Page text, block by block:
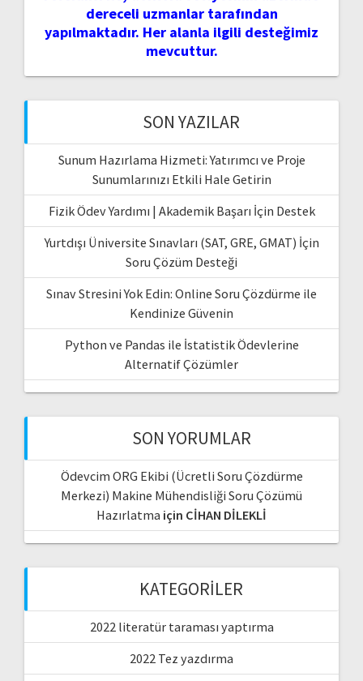
dereceli uzmanlar tarafından
yapılmaktadır. Her alanla ilgili desteğimiz
mevcuttur.
SON YAZILAR
Sunum Hazırlama Hizmeti: Yatırımcı ve Proje
Sunumlarınızı Etkili Hale Getirin
Fizik Ödev Yardımı | Akademik Başarı İçin Destek
Yurtdışı Üniversite Sınavları (SAT, GRE, GMAT) İçin
Soru Çözüm Desteği
Sınav Stresini Yok Edin: Online Soru Çözdürme ile
Kendinize Güvenin
Python ve Pandas ile İstatistik Ödevlerine
Alternatif Çözümler
SON YORUMLAR
Ödevcim ORG Ekibi (Ücretli Soru Çözdürme
Merkezi) Makine Mühendisliği Soru Çözümü
Hazırlatma için CİHAN DİLEKLİ
KATEGORILER
2022 literatür taraması yaptırma
2022 Tez yazdırma